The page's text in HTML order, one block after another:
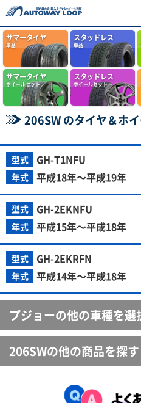
サマータイヤ
単品
スタッドレス
単品
サマータイヤ
ホイールセット
スタッドレス
ホイールセット
206SW のタイヤ＆ホ
型式 GH-T1NFU
年式 平成18年～平成19年
型式 GH-2EKNFU
年式 平成15年～平成18年
型式 GH-2EKRFN
年式 平成14年～平成18年
プジョーの他の車種を選
206SWの他の商品を探す